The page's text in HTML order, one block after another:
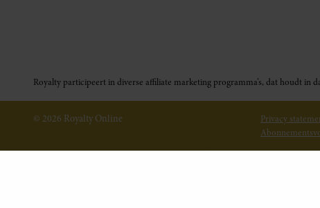
Royalty participeert in diverse affiliate marketing programma’s, dat houdt
© 2026 Royalty Online Privacy